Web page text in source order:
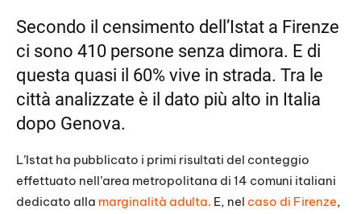
EMBED
Secondo il censimento dell’Istat a Firenze
ci sono 410 persone senza dimora. E di
questa quasi il 60% vive in strada. Tra le
città analizzate è il dato più alto in Italia
dopo Genova.
L’Istat ha pubblicato i primi risultati del conteggio
effettuato nell’area metropolitana di 14 comuni italiani
dedicato alla marginalità adulta. E, nel caso di Firenze,